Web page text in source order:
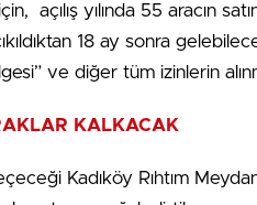
açılış yılında 55 aracın
18 ay sonra
ve diğer tüm izinlerin
KALKACAK
Kadıköy Rıhtım